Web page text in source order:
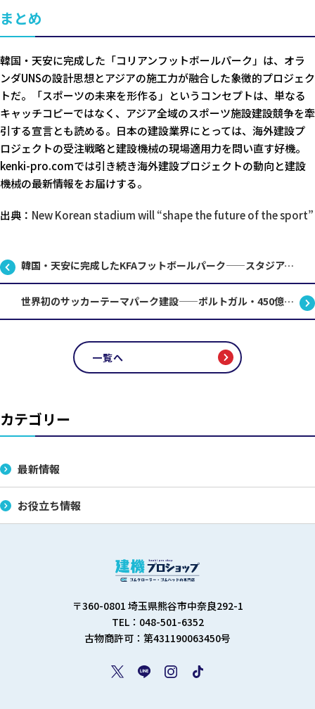
まとめ
韓国・天安に完成した「コリアンフットボールパーク」は、オラ
ンダUNSの設計思想とアジアの施工力が融合した象徴的プロジェク
トだ。「スポーツの未来を形作る」というコンセプトは、単なる
キャッチコピーではなく、アジア全域のスポーツ施設建設競争を牽
引する宣言とも読める。日本の建設業界にとっては、海外建設プ
ロジェクトの受注戦略と建設機械の現場適用力を問い直す好機。
kenki-pro.comでは引き続き海外建設プロジェクトの動向と建設
機械の最新情報をお届けする。
出典： New Korean stadium will “shape the future of the sport”
韓国・天安に完成したKFAフットボールパーク——スタジアム建設の新潮流とは
世界初のサッカーテーマパーク建設——ポルトガル・450億円プロジェクトの全貌
一覧へ
カテゴリー
最新情報
お役立ち情報
〒360-0801 埼玉県熊谷市中奈良292-1
TEL：048-501-6352
古物商許可：第431190063450号